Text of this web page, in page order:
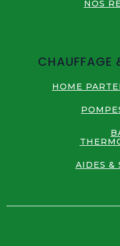
NOS
CHAUFFAGE
HOME
AIDES &